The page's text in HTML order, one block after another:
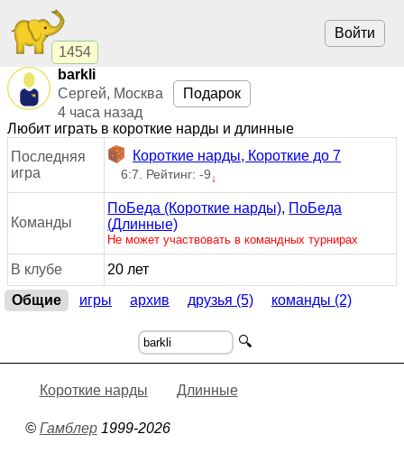
1454
Войти
barkli
Сергей, Москва
4 часа назад
Подарок
Любит играть в короткие нарды и длинные
Последняя
игра
Короткие нарды, Короткие до 7
6:7. Рейтинг: -9↓
Команды
ПоБеда (Короткие нарды), ПоБеда
(Длинные)
Не может участвовать в командных турнирах
В клубе
20 лет
Общие
игры архив друзья (5) команды (2)
🔍
Короткие нарды Длинные
© Гамблер1999-2026